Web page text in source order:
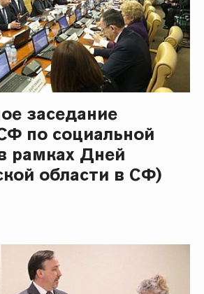
заседание
по социальной
рамках Дней
области в СФ)